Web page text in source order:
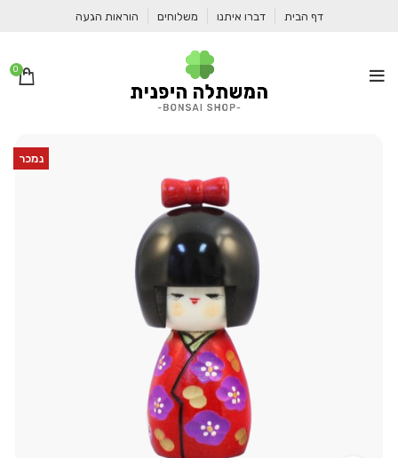
דף הבית דברו איתנו משלוחים הוראות הגעה
0
נמכר